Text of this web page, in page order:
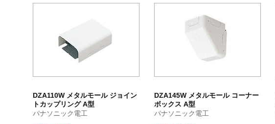
DZA110W メタルモール ジョイン
トカップリング A型
パナソニック電工
DZA145W メタルモール コーナー
ボックス A型
パナソニック電工